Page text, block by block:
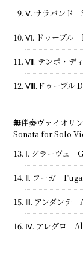
Ⅴ. サラバンド
Ⅵ. ドゥーブル
Ⅶ. テンポ・デ
Ⅷ.ドゥーブル
無伴奏ヴァイオリ
Sonata for Solo
Ⅰ. グラーヴェ
Ⅱ. フーガ Fuga
Ⅲ. アンダンテ
Ⅳ. アレグロ